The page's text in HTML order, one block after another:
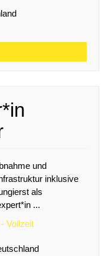
und
inklusive
als
...
Vollzeit